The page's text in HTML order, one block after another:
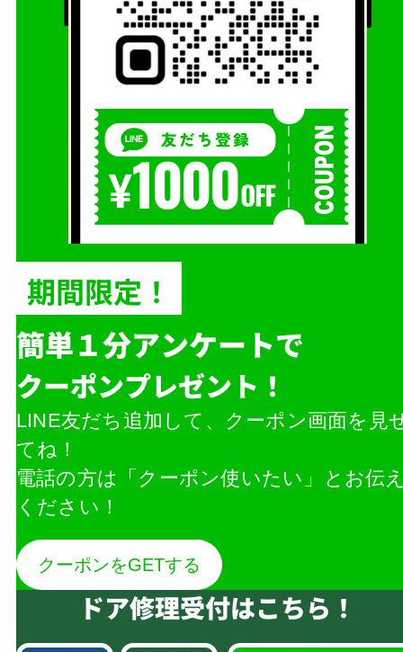
期間限定！
簡単１分アンケートで
クーポンプレゼント！
LINE友だち追加して、クーポン画面を見
てね！
電話の方は「クーポン使いたい」とお伝
ください！
クーポンをGETする
ドア修理受付はこちら！